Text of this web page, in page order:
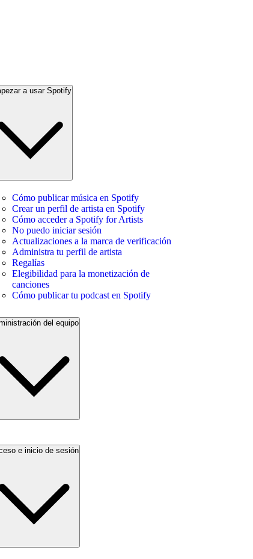
a usar Spotify
Cómo publicar música en Spotify
Crear un perfil de artista en Spotify
Cómo acceder a Spotify for Artists
No puedo iniciar sesión
Actualizaciones a la marca de verificación
Administra tu perfil de artista
Regalías
Elegibilidad para la monetización de
canciones
Cómo publicar tu podcast en Spotify
del equipo
e inicio de sesión